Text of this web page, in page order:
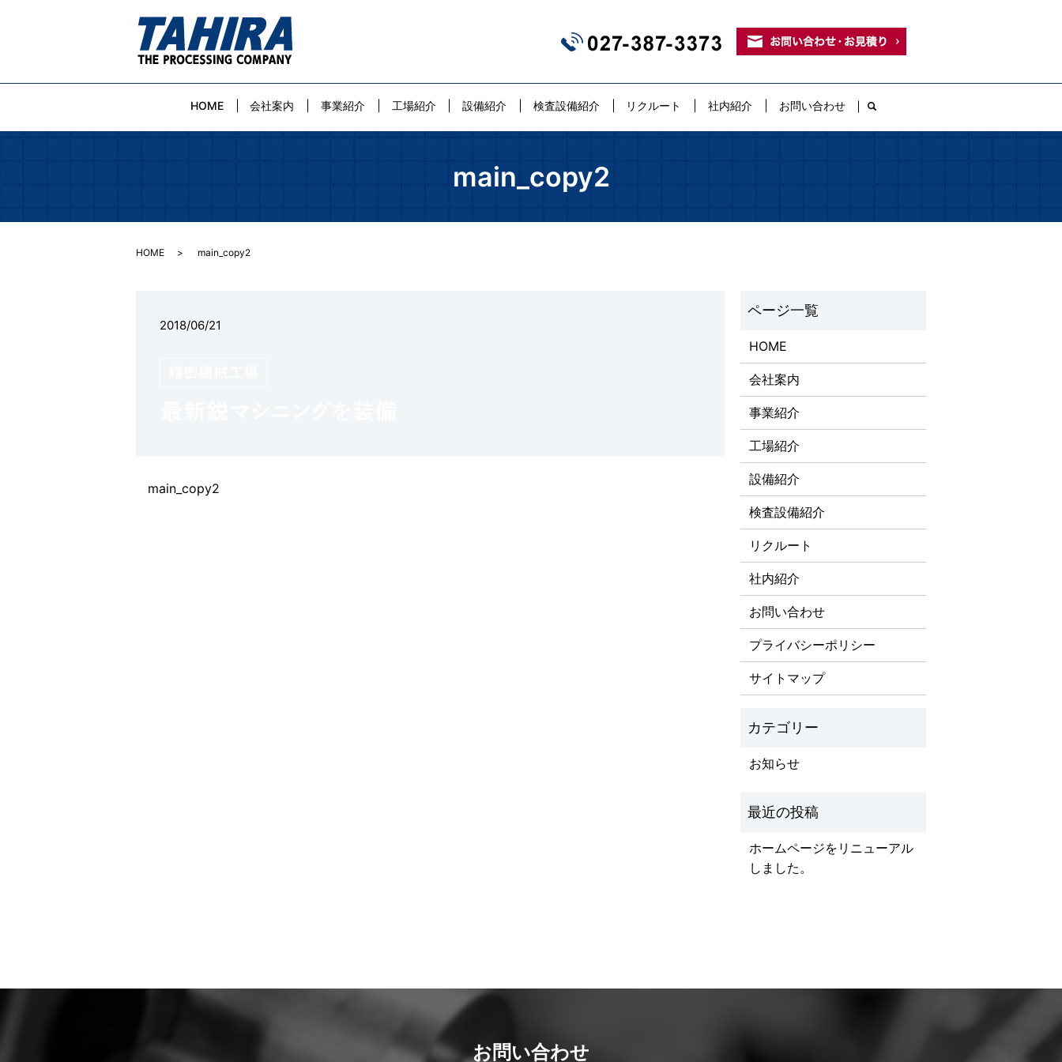
HOME 会社案内 事業紹介 工場紹介 設備紹介 検査設備紹介 リクルート 社内紹介 お問い合わせ search
main_copy2
HOME main_copy2
2018/06/21
main_copy2
HOME
会社案内
事業紹介
工場紹介
設備紹介
検査設備紹介
リクルート
社内紹介
お問い合わせ
プライバシーポリシー
サイトマップ
お知らせ
ホームページをリニューアル
しました。
お問い合わせ